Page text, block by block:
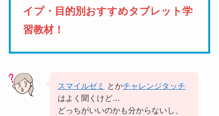
イプ・目的別おすすめタブレット学
習教材！
スマイルゼミ とかチャレンジタッチ
はよく聞くけど…
どっちがいいのかも分からないし、